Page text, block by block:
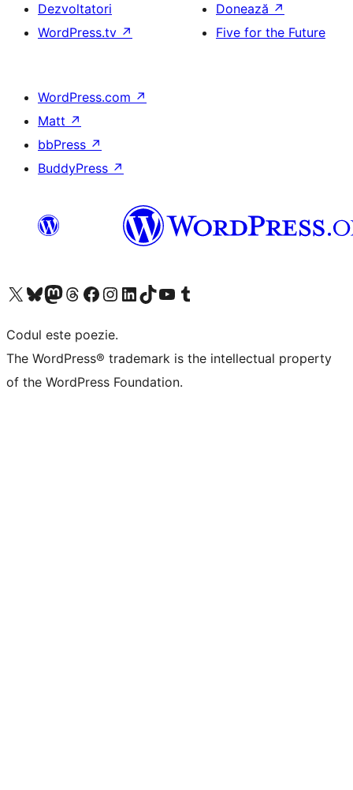
Dezvoltatori
WordPress.tv ↗
Donează ↗
Five for the Future
WordPress.com ↗
Matt ↗
bbPress ↗
BuddyPress ↗
Mergi la contul nostru X (fost Twitter)
Vizitează contul nostru Bluesky
Vizitează contul nostru Mastodon
Vizitează contul nostru Threads
Vizitează pagina noastră Facebook
Vizitează-ne pe Instagram
Vizitează-ne pe LinkedIn
Vizitează contul nostru TikTok
Vizitează canalul nostru YouTube
Vizitează contul nostru Tumblr
Codul este poezie.
The WordPress® trademark is the intellectual property
of the WordPress Foundation.